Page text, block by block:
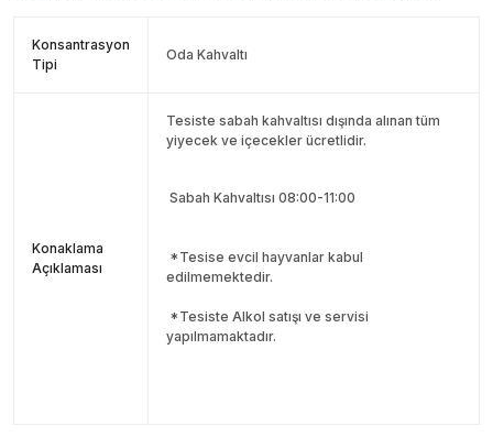
Konsantrasyon
Tipi
Oda Kahvaltı
Konaklama
Açıklaması
Tesiste sabah kahvaltısı dışında alınan tüm
yiyecek ve içecekler ücretlidir.
Sabah Kahvaltısı 08:00-11:00
*Tesise evcil hayvanlar kabul
edilmemektedir.
*Tesiste Alkol satışı ve servisi
yapılmamaktadır.